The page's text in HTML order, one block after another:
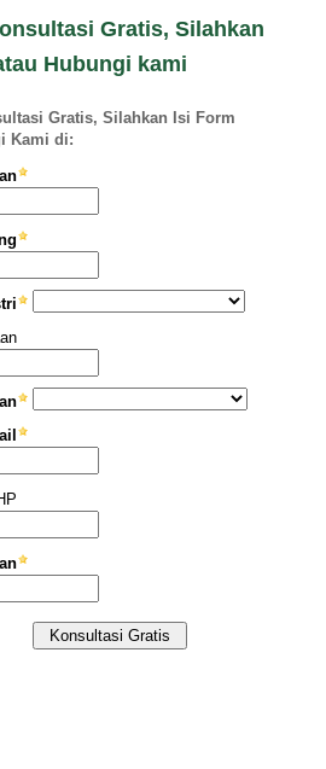
Gratis, Silahkan
Hubungi kami